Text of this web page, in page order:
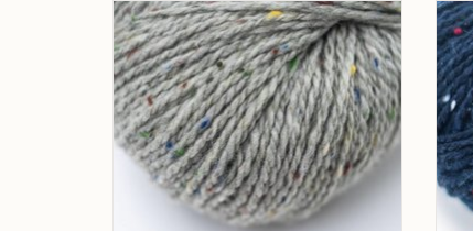
Fonty Fonty Super Tweed - kleur 12
TOEVOEGEN AAN WINKELWAGEN